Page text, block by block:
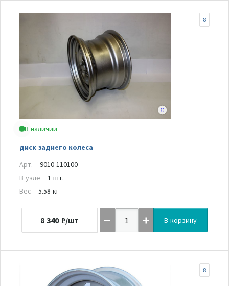
В наличии
диск заднего колеса
8
Арт.
9010-110100
В узле
1 шт.
Вес
5.58 кг
8 340 ₽/шт В корзину
8